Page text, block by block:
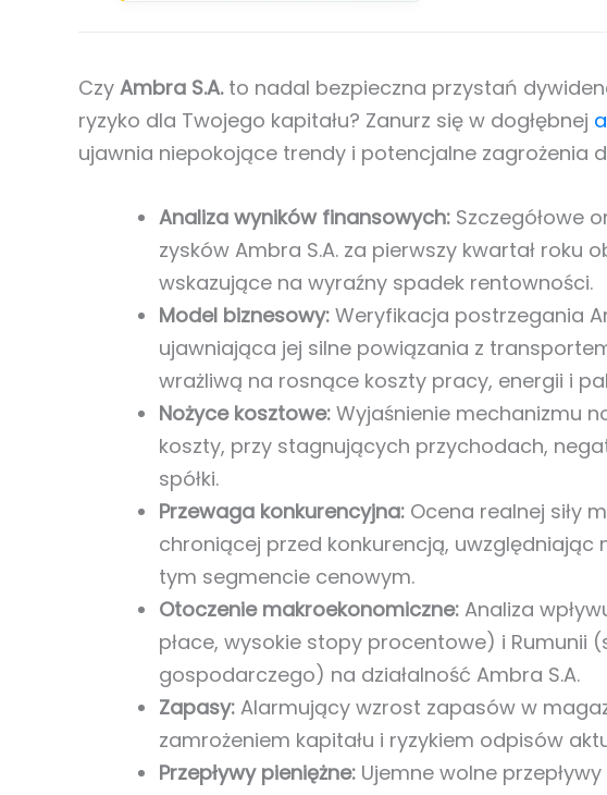
Czy Ambra S.A.to nadal bezpieczna przystań
ryzyko dla Twojego kapitału? Zanurz się w dogłębnej
ujawnia niepokojące trendy i potencjalne zagrożenia
Analiza wyników finansowych: Szczegółowe
zysków Ambra S.A. za pierwszy kwartał roku
wskazujące na wyraźny spadek rentowności.
Model biznesowy: Weryfikacja postrzegania
ujawniająca jej silne powiązania z
wrażliwą na rosnące koszty pracy, energii i
Nożyce kosztowe: Wyjaśnienie mechanizmu
koszty, przy stagnujących przychodach,
spółki.
Przewaga konkurencyjna: Ocena realnej siły
chroniącej przed konkurencją, uwzględniając
tym segmencie cenowym.
Otoczenie makroekonomiczne: Analiza
płace, wysokie stopy procentowe) i Rumunii
gospodarczego) na działalność Ambra S.A.
Zapasy: Alarmujący wzrost zapasów w
zamrożeniem kapitału i ryzykiem odpisów
Przepływy pieniężne: Ujemne wolne